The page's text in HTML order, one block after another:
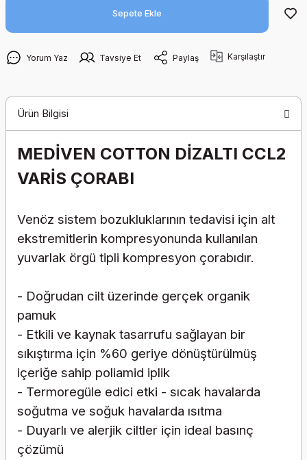
Sepete Ekle
Yorum Yaz Tavsiye Et Paylaş Karşılaştır
Ürün Bilgisi
MEDİVEN COTTON DİZALTI CCL2
VARİS ÇORABI
Venöz sistem bozukluklarının tedavisi için alt
ekstremitlerin kompresyonunda kullanılan
yuvarlak örgü tipli kompresyon çorabıdır.
- Doğrudan cilt üzerinde gerçek organik
pamuk
- Etkili ve kaynak tasarrufu sağlayan bir
sıkıştırma için %60 geriye dönüştürülmüş
içeriğe sahip poliamid iplik
- Termoregüle edici etki - sıcak havalarda
soğutma ve soğuk havalarda ısıtma
- Duyarlı ve alerjik ciltler için ideal basınç
çözümü